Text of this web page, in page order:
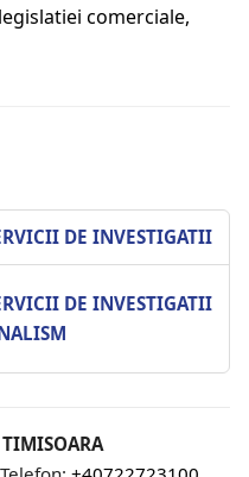
comerciale,
DE INVESTIGATII
DE INVESTIGATII
TIMISOARA